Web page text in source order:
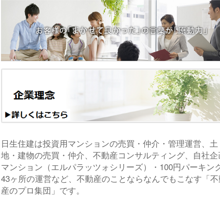
日生住建は投資用マンションの売買・仲介・管理運営、土
地・建物の売買・仲介、不動産コンサルティング、自社
マンション（エルパラッツォシリーズ）・100円パーキン
43ヶ所の運営など、不動産のことならなんでもこなす「
産のプロ集団」です。